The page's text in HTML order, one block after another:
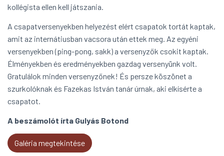
kollégista ellen kell játszania.
A csapatversenyekben helyezést elért csapatok tortát kaptak,
amit az internátiusban vacsora után ettek meg. Az egyéni
versenyekben (ping-pong, sakk) a versenyzők csokit kaptak.
Élményekben és eredményekben gazdag versenyünk volt.
Gratulálok minden versenyzőnek! És persze köszönet a
szurkolóknak és Fazekas István tanár úrnak, aki elkísérte a
csapatot.
A beszámolót írta Gulyás Botond
Galéria megtekintése